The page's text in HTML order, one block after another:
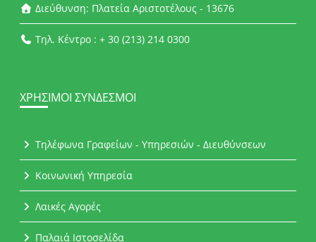
Διεύθυνση: Πλατεία Αριστοτέλους - 13676
Τηλ. Κέντρο : + 30 (213) 214 0300
ΧΡΉΣΙΜΟΙ ΣΎΝΔΕΣΜΟΙ
Τηλέφωνα Γραφείων - Υπηρεσιών - Διευθύνσεων
Κοινωνική Υπηρεσία
Λαικές Αγορές
Παλαιά Ιστοσελίδα